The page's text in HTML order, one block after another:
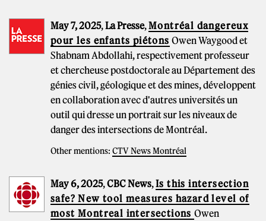
May 7, 2025,La Presse,Montréal dangereux
pour les enfants piétons Owen Waygood et
Shabnam Abdollahi, respectivement professeur
et chercheuse postdoctorale au Département des
génies civil, géologique et des mines, développent
en collaboration avec d'autres universités un
outil qui dresse un portrait sur les niveaux de
danger des intersections de Montréal.
Other mentions: CTV News Montréal
May 6, 2025,CBC News,Is this intersection
safe? New tool measures hazard level of
most Montreal intersectionsOwen